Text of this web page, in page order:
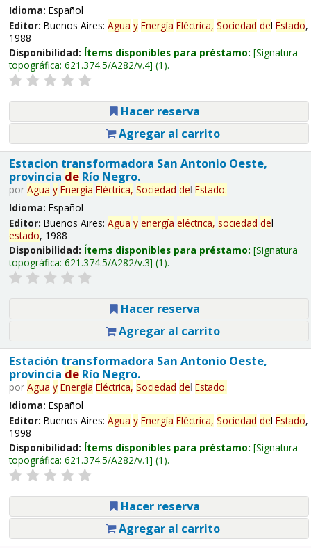
Idioma: Español
Editor: Buenos Aires: Agua y Energía Eléctrica, Sociedad del Estado,
1988
Disponibilidad: Ítems disponibles para préstamo: Signatura
topográfica: 621.374.5/A282/v.4 (1).
Hacer reserva
Agregar al carrito
Estacion transformadora San Antonio Oeste,
provincia deRío Negro.
por Agua y Energía Eléctrica, Sociedad del Estado.
Idioma: Español
Editor: Buenos Aires: Agua y energía eléctrica, sociedad del
estado, 1988
Disponibilidad: Ítems disponibles para préstamo: Signatura
topográfica: 621.374.5/A282/v.3 (1).
Hacer reserva
Agregar al carrito
Estación transformadora San Antonio Oeste,
provincia deRío Negro.
por Agua y Energía Eléctrica, Sociedad del Estado.
Idioma: Español
Editor: Buenos Aires: Agua y Energía Eléctrica, Sociedad del Estado,
1998
Disponibilidad: Ítems disponibles para préstamo: Signatura
topográfica: 621.374.5/A282/v.1 (1).
Hacer reserva
Agregar al carrito